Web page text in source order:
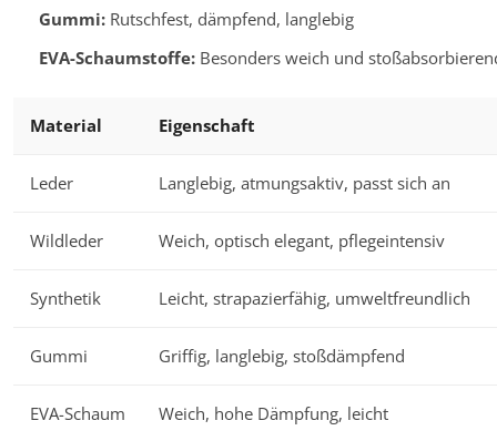
Gummi:Rutschfest, dämpfend, langlebig
EVA-Schaumstoffe:Besonders weich und
Material Eigenschaft
Leder Langlebig, atmungsaktiv, passt sich an
Wildleder Weich, optisch elegant, pflegeintensiv
Synthetik Leicht, strapazierfähig, umweltfreundlich
Gummi Griffig, langlebig, stoßdämpfend
EVA-Schaum Weich, hohe Dämpfung, leicht